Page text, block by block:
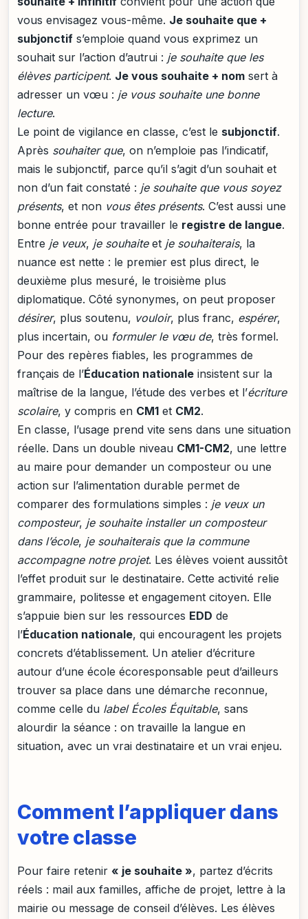
vous envisagez vous-même. Je souhaite que +
subjonctif s’emploie quand vous exprimez un
souhait sur l’action d’autrui : je souhaite que les
élèves participent. Je vous souhaite + nom sert à
adresser un vœu : je vous souhaite une bonne
lecture.
Le point de vigilance en classe, c’est le subjonctif.
Après souhaiter que, on n’emploie pas l’indicatif,
mais le subjonctif, parce qu’il s’agit d’un souhait et
non d’un fait constaté : je souhaite que vous soyez
présents, et non vous êtes présents. C’est aussi une
bonne entrée pour travailler le registre de langue.
Entre je veux, je souhaiteet je souhaiterais, la
nuance est nette : le premier est plus direct, le
deuxième plus mesuré, le troisième plus
diplomatique. Côté synonymes, on peut proposer
désirer, plus soutenu, vouloir, plus franc, espérer,
plus incertain, ou formuler le vœu de, très formel.
Pour des repères fiables, les programmes de
français de l’Éducation nationale insistent sur la
maîtrise de la langue, l’étude des verbes et l’écriture
scolaire, y compris en CM1 et CM2.
En classe, l’usage prend vite sens dans une situation
réelle. Dans un double niveau CM1-CM2, une lettre
au maire pour demander un composteur ou une
action sur l’alimentation durable permet de
comparer des formulations simples : je veux un
composteur, je souhaite installer un composteur
dans l’école, je souhaiterais que la commune
accompagne notre projet. Les élèves voient aussitôt
l’effet produit sur le destinataire. Cette activité relie
grammaire, politesse et engagement citoyen. Elle
s’appuie bien sur les ressources EDD de
l’Éducation nationale, qui encouragent les projets
concrets d’établissement. Un atelier d’écriture
autour d’une école écoresponsable peut d’ailleurs
trouver sa place dans une démarche reconnue,
comme celle du label Écoles Équitable, sans
alourdir la séance : on travaille la langue en
situation, avec un vrai destinataire et un vrai enjeu.
Comment l’appliquer dans
votre classe
Pour faire retenir « je souhaite », partez d’écrits
réels : mail aux familles, affiche de projet, lettre à la
mairie ou message de conseil d’élèves. Les élèves